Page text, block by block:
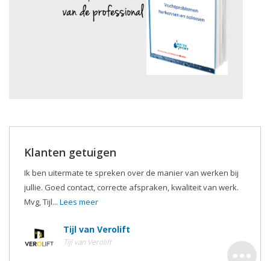
Klanten getuigen
Ik ben uitermate te spreken over de manier van werken bij
jullie. Goed contact, correcte afspraken, kwaliteit van werk.
Mvg, Tijl... Lees meer
Tijl van Verolift
Tijl van Verolift